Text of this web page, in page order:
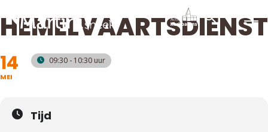
HEMELVAARTSDIENST
14
MEI
09:30 - 10:30
Tijd